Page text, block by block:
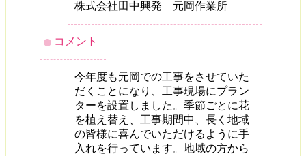
株式会社田中興発 元岡作業所
コメント
今年度も元岡での工事をさせていた
だくことになり、工事現場にプラン
ターを設置しました。季節ごとに花
を植え替え、工事期間中、長く地域
の皆様に喜んでいただけるように手
入れを行っています。地域の方から